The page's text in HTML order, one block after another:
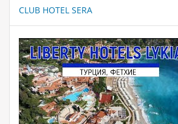
CLUB HOTEL SERA